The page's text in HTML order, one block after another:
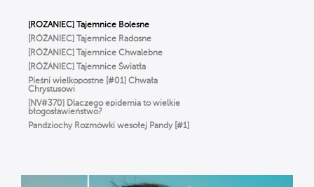
[RÓŻANIEC] Tajemnice Radosne
[RÓŻANIEC] Tajemnice Chwalebne
[RÓŻANIEC] Tajemnice Światła
Pieśni wielkopostne [#01] Chwała
Chrystusowi
[NV#370] Dlaczego epidemia to wielkie
błogosławieństwo?
Pandziochy Rozmówki wesołej Pandy [#1]
O Imieniu